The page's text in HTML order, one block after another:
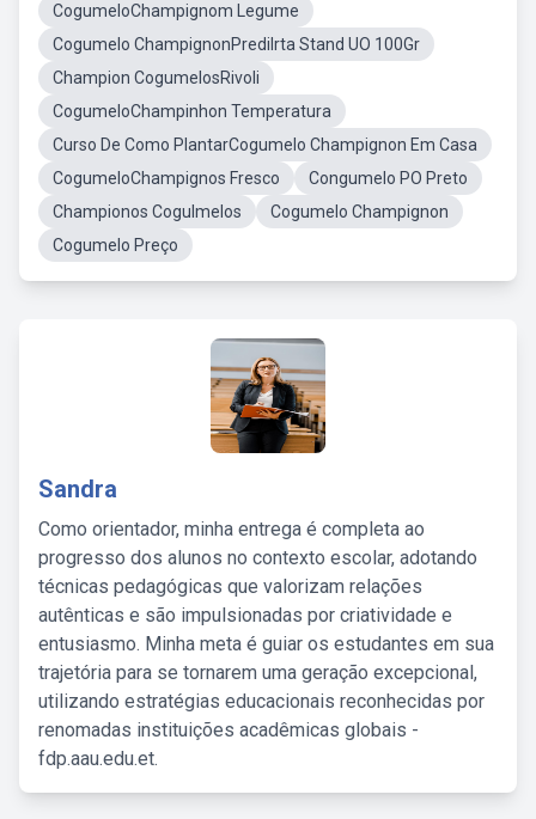
CogumeloChampignom Legume
Cogumelo ChampignonPredilrta Stand UO 100Gr
Champion CogumelosRivoli
CogumeloChampinhon Temperatura
Curso De Como PlantarCogumelo Champignon Em Casa
CogumeloChampignos Fresco
Congumelo PO Preto
Championos Cogulmelos
Cogumelo Champignon
Cogumelo Preço
Sandra
Como orientador, minha entrega é completa ao
progresso dos alunos no contexto escolar, adotando
técnicas pedagógicas que valorizam relações
autênticas e são impulsionadas por criatividade e
entusiasmo. Minha meta é guiar os estudantes em sua
trajetória para se tornarem uma geração excepcional,
utilizando estratégias educacionais reconhecidas por
renomadas instituições acadêmicas globais -
fdp.aau.edu.et.